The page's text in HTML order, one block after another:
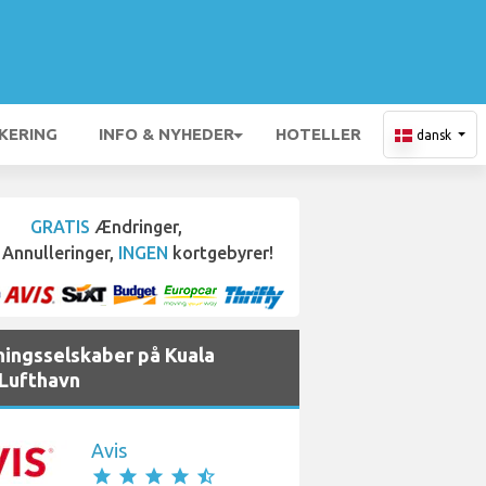
INFO & NYHEDER HOTELLER dansk
GRATIS Ændringer,
Annulleringer, INGEN kortgebyrer!
på Kuala
Avis
star star star star star_half